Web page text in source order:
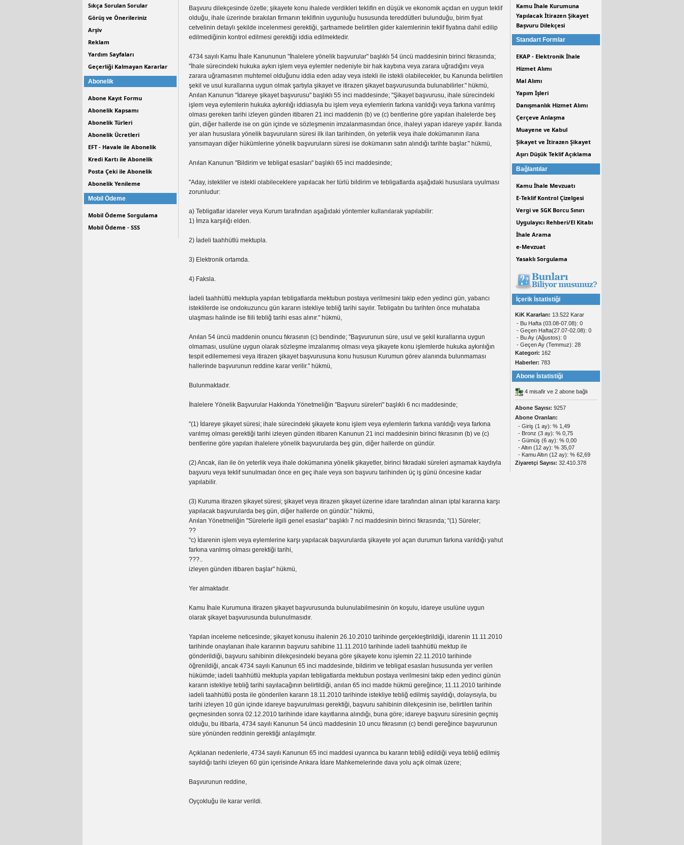
Sıkça Sorulan Sorular
Görüş ve Önerileriniz
Arşiv
Reklam
Yardım Sayfaları
Geçerliği Kalmayan Kararlar
Abonelik
Abone Kayıt Formu
Abonelik Kapsamı
Abonelik Türleri
Abonelik Ücretleri
EFT - Havale ile Abonelik
Kredi Kartı ile Abonelik
Posta Çeki ile Abonelik
Abonelik Yenileme
Mobil Ödeme
Mobil Ödeme Sorgulama
Mobil Ödeme - SSS
Başvuru dilekçesinde özetle; şikayete konu ihalede verdikleri teklifin en düşük ve ekonomik açıdan en uygun teklif
olduğu, ihale üzerinde bırakılan firmanın teklifinin uygunluğu hususunda tereddütleri bulunduğu, birim fiyat
cetvelinin detaylı şekilde incelenmesi gerektiği, şartnamede belirtilen gider kalemlerinin teklif fiyatına dahil edilip
edilmediğinin kontrol edilmesi gerektiği iddia edilmektedir.
4734 sayılı Kamu İhale Kanununun "İhalelere yönelik başvurular" başlıklı 54 üncü maddesinin birinci fıkrasında;
"İhale sürecindeki hukuka aykırı işlem veya eylemler nedeniyle bir hak kaybına veya zarara uğradığını veya
zarara uğramasının muhtemel olduğunu iddia eden aday veya istekli ile istekli olabilecekler, bu Kanunda belirtilen
şekil ve usul kurallarına uygun olmak şartıyla şikayet ve itirazen şikayet başvurusunda bulunabilirler." hükmü,
Anılan Kanunun "İdareye şikayet başvurusu" başlıklı 55 inci maddesinde; "Şikayet başvurusu, ihale sürecindeki
işlem veya eylemlerin hukuka aykırılığı iddiasıyla bu işlem veya eylemlerin farkına varıldığı veya farkına varılmış
olması gereken tarihi izleyen günden itibaren 21 inci maddenin (b) ve (c) bentlerine göre yapılan ihalelerde beş
gün, diğer hallerde ise on gün içinde ve sözleşmenin imzalanmasından önce, ihaleyi yapan idareye yapılır. İlanda
yer alan hususlara yönelik başvuruların süresi ilk ilan tarihinden, ön yeterlik veya ihale dokümanının ilana
yansımayan diğer hükümlerine yönelik başvuruların süresi ise dokümanın satın alındığı tarihte başlar." hükmü,
Anılan Kanunun "Bildirim ve tebligat esasları" başlıklı 65 inci maddesinde;
"Aday, istekliler ve istekli olabileceklere yapılacak her türlü bildirim ve tebligatlarda aşağıdaki hususlara uyulması
zorunludur:
a) Tebligatlar idareler veya Kurum tarafından aşağıdaki yöntemler kullanılarak yapılabilir:
1) İmza karşılığı elden.
2) İadeli taahhütlü mektupla.
3) Elektronik ortamda.
4) Faksla.
İadeli taahhütlü mektupla yapılan tebligatlarda mektubun postaya verilmesini takip eden yedinci gün, yabancı
isteklilerde ise ondokuzuncu gün kararın istekliye tebliğ tarihi sayılır. Tebligatın bu tarihten önce muhataba
ulaşması halinde ise fiili tebliğ tarihi esas alınır." hükmü,
Anılan 54 üncü maddenin onuncu fıkrasının (c) bendinde; "Başvurunun süre, usul ve şekil kurallarına uygun
olmaması, usulüne uygun olarak sözleşme imzalanmış olması veya şikayete konu işlemlerde hukuka aykırılığın
tespit edilememesi veya itirazen şikayet başvurusuna konu hususun Kurumun görev alanında bulunmaması
hallerinde başvurunun reddine karar verilir." hükmü,
Bulunmaktadır.
İhalelere Yönelik Başvurular Hakkında Yönetmeliğin "Başvuru süreleri" başlıklı 6 ncı maddesinde;
"(1) İdareye şikayet süresi; ihale sürecindeki şikayete konu işlem veya eylemlerin farkına varıldığı veya farkına
varılmış olması gerektiği tarihi izleyen günden itibaren Kanunun 21 inci maddesinin birinci fıkrasının (b) ve (c)
bentlerine göre yapılan ihalelere yönelik başvurularda beş gün, diğer hallerde on gündür.
(2) Ancak, ilan ile ön yeterlik veya ihale dokümanına yönelik şikayetler, birinci fıkradaki süreleri aşmamak kaydıyla
başvuru veya teklif sunulmadan önce en geç ihale veya son başvuru tarihinden üç iş günü öncesine kadar
yapılabilir.
(3) Kuruma itirazen şikayet süresi; şikayet veya itirazen şikayet üzerine idare tarafından alınan iptal kararına karşı
yapılacak başvurularda beş gün, diğer hallerde on gündür." hükmü,
Anılan Yönetmeliğin "Sürelerle ilgili genel esaslar" başlıklı 7 nci maddesinin birinci fıkrasında; "(1) Süreler;
??
"c) İdarenin işlem veya eylemlerine karşı yapılacak başvurularda şikayete yol açan durumun farkına varıldığı yahut
farkına varılmış olması gerektiği tarihi,
???..
izleyen günden itibaren başlar" hükmü,
Yer almaktadır.
Kamu İhale Kurumuna itirazen şikayet başvurusunda bulunulabilmesinin ön koşulu, idareye usulüne uygun
olarak şikayet başvurusunda bulunulmasıdır.
Yapılan inceleme neticesinde; şikayet konusu ihalenin 26.10.2010 tarihinde gerçekleştirildiği, idarenin 11.11.2010
tarihinde onaylanan ihale kararının başvuru sahibine 11.11.2010 tarihinde iadeli taahhütlü mektup ile
gönderildiği, başvuru sahibinin dilekçesindeki beyana göre şikayete konu işlemin 22.11.2010 tarihinde
öğrenildiği, ancak 4734 sayılı Kanunun 65 inci maddesinde, bildirim ve tebligat esasları hususunda yer verilen
hükümde; iadeli taahhütlü mektupla yapılan tebligatlarda mektubun postaya verilmesini takip eden yedinci günün
kararın istekliye tebliğ tarihi sayılacağının belirtildiği, anılan 65 inci madde hükmü gereğince; 11.11.2010 tarihinde
iadeli taahhütlü posta ile gönderilen kararın 18.11.2010 tarihinde istekliye tebliğ edilmiş sayıldığı, dolayısıyla, bu
tarihi izleyen 10 gün içinde idareye başvurulması gerektiği, başvuru sahibinin dilekçesinin ise, belirtilen tarihin
geçmesinden sonra 02.12.2010 tarihinde idare kayıtlarına alındığı, buna göre; idareye başvuru süresinin geçmiş
olduğu, bu itibarla, 4734 sayılı Kanunun 54 üncü maddesinin 10 uncu fıkrasının (c) bendi gereğince başvurunun
süre yönünden reddinin gerektiği anlaşılmıştır.
Açıklanan nedenlerle, 4734 sayılı Kanunun 65 inci maddesi uyarınca bu kararın tebliğ edildiği veya tebliğ edilmiş
sayıldığı tarihi izleyen 60 gün içerisinde Ankara İdare Mahkemelerinde dava yolu açık olmak üzere;
Başvurunun reddine,
Oyçokluğu ile karar verildi.
Kamu İhale Kurumuna
Yapılacak İtirazen Şikayet
Başvuru Dilekçesi
Standart Formlar
EKAP - Elektronik İhale
Hizmet Alımı
Mal Alımı
Yapım İşleri
Danışmanlık Hizmet Alımı
Çerçeve Anlaşma
Muayene ve Kabul
Şikayet ve İtirazen Şikayet
Aşırı Düşük Teklif Açıklama
Bağlantılar
Kamu İhale Mevzuatı
E-Teklif Kontrol Çizelgesi
Vergi ve SGK Borcu Sınırı
Uygulayıcı Rehberi/El Kitabı
İhale Arama
e-Mevzuat
Yasaklı Sorgulama
İçerik İstatistiği
KiK Kararları: 13.522 Karar
- Bu Hafta (03.08-07.08): 0
- Geçen Hafta(27.07-02.08): 0
- Bu Ay (Ağustos): 0
- Geçen Ay (Temmuz): 28
Kategori: 162
Haberler: 783
Abone İstatistiği
4 misafir ve 2 abone bağlı
Abone Sayısı: 9257
Abone Oranları:
- Giriş (1 ay): % 1,49
- Bronz (3 ay): % 0,75
- Gümüş (6 ay): % 0,00
- Altın (12 ay): % 35,07
- Kamu Altın (12 ay): % 62,69
Ziyaretçi Sayısı: 32.410.378